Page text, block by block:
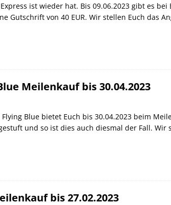
ist wieder hat. Bis 09.06.2023 gibt es bei
Gutschrift von 40 EUR. Wir stellen Euch das
Meilenkauf bis 30.04.2023
Blue bietet Euch bis 30.04.2023 beim
und so ist dies auch diesmal der Fall. Wir
bis 27.02.2023